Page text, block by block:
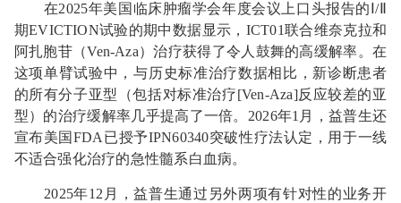
在2025年美国临床肿瘤学会年度会议上口头报告的Ⅰ/Ⅱ
期EVICTION试验的期中数据显示，ICT01联合维奈克拉和
阿扎胞苷（Ven-Aza）治疗获得了令人鼓舞的高缓解率。在
这项单臂试验中，与历史标准治疗数据相比，新诊断患者
的所有分子亚型（包括对标准治疗[Ven-Aza]反应较差的亚
型）的治疗缓解率几乎提高了一倍。2026年1月，益普生还
宣布美国FDA已授予IPN60340突破性疗法认定，用于一线
不适合强化治疗的急性髓系白血病。
2025年12月，益普生通过另外两项有针对性的业务开